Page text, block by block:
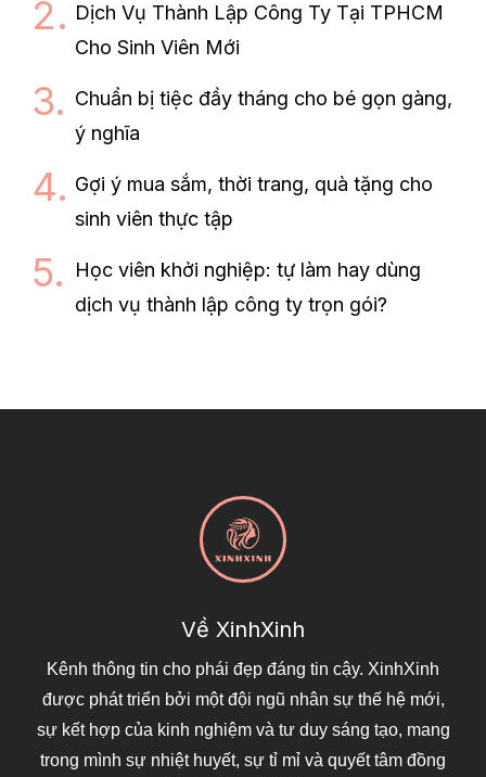
Dịch Vụ Thành Lập Công Ty Tại TPHCM
Cho Sinh Viên Mới
Chuẩn bị tiệc đầy tháng cho bé gọn gàng,
ý nghĩa
Gợi ý mua sắm, thời trang, quà tặng cho
sinh viên thực tập
Học viên khởi nghiệp: tự làm hay dùng
dịch vụ thành lập công ty trọn gói?
Về XinhXinh
Kênh thông tin cho phái đẹp đáng tin cậy. XinhXinh
được phát triển bởi một đội ngũ nhân sự thế hệ mới,
sự kết hợp của kinh nghiệm và tư duy sáng tạo, mang
trong mình sự nhiệt huyết, sự tỉ mỉ và quyết tâm đồng